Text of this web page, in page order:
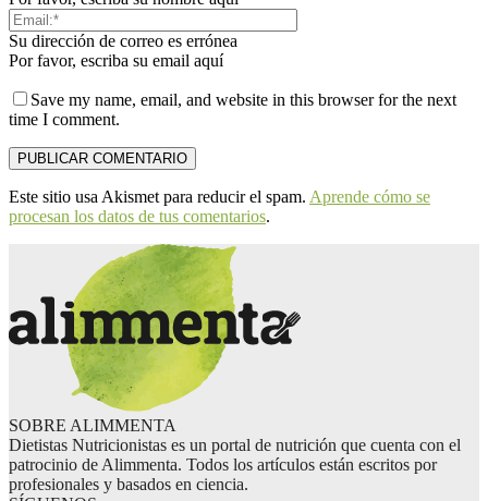
Su dirección de correo es errónea
Por favor, escriba su email aquí
Save my name, email, and website in this browser for the next
time I comment.
Este sitio usa Akismet para reducir el spam. Aprende cómo se
procesan los datos de tus comentarios.
SOBRE ALIMMENTA
Dietistas Nutricionistas es un portal de nutrición que cuenta con el
patrocinio de Alimmenta. Todos los artículos están escritos por
profesionales y basados en ciencia.